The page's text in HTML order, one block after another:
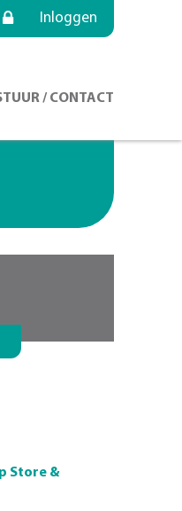
Inloggen
/ CONTACT
Store &